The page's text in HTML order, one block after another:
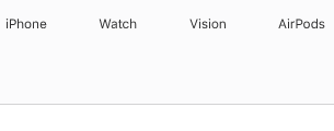
iPhone Watch Vision AirPods